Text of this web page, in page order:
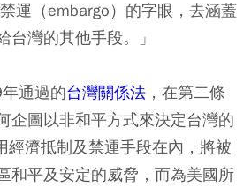
運（embargo）的字眼，去涵蓋
台灣的其他手段。」
通過的台灣關係法 ，在第二條
企圖以非和平方式來決定台灣的
經濟抵制及禁運手段在內，將被
和平及安定的威脅，而為美國所